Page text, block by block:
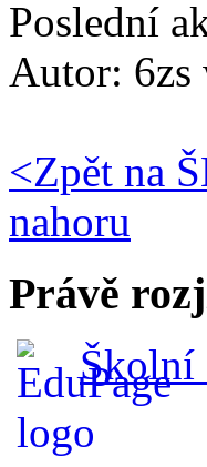
Poslední
Autor: 6zs
<Zpět na
nahoru
Právě
Školní